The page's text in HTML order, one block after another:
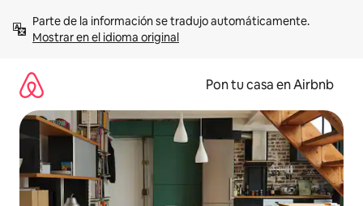
contenidoMostrar en el idioma original
Pon tu casa en Airbnb